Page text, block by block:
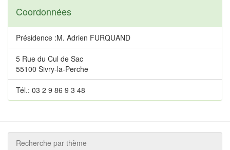
Coordonnées
Présidence :M. Adrien FURQUAND
5 Rue du Cul de Sac
55100 Sivry-la-Perche
Tél.: 03 2 9 86 9 3 48
Recherche par thème